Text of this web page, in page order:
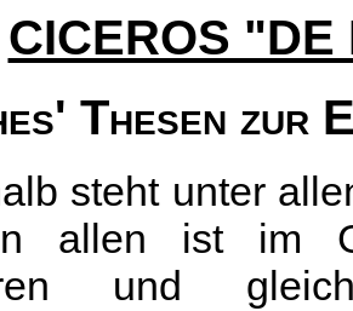
CICEROS "DE
Thesen zur
steht unter
allen ist im
und